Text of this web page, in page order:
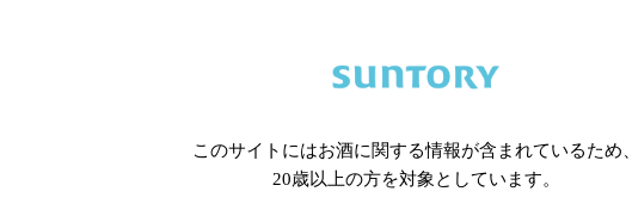
ビアガーデン特集TOPへ
このサイトにはお酒に関する情報が含まれているため、
20歳以上の方を対象としています。